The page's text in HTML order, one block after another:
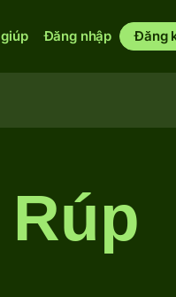
Đăng nhập Đăng